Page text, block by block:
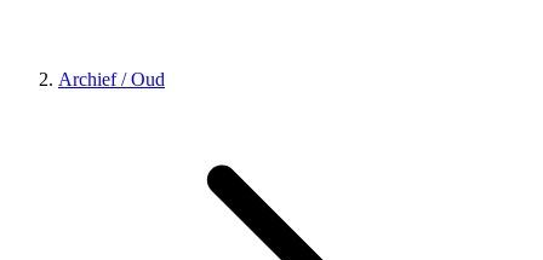
Archief / Oud